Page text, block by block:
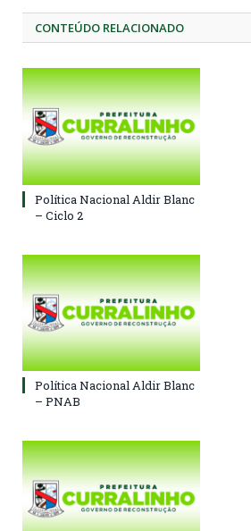
CONTEÚDO RELACIONADO
Política Nacional Aldir Blanc
– Ciclo 2
Política Nacional Aldir Blanc
– PNAB